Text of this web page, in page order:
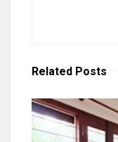
Related Posts